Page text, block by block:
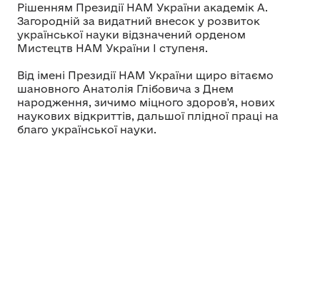
Рішенням Президії НАМ України академік А.
Загородній за видатний внесок у розвиток
української науки відзначений орденом
Мистецтв НАМ України І ступеня.
Від імені Президії НАМ України щиро вітаємо
шановного Анатолія Глібовича з Днем
народження, зичимо міцного здоров'я, нових
наукових відкриттів, дальшої плідної праці на
благо української науки.